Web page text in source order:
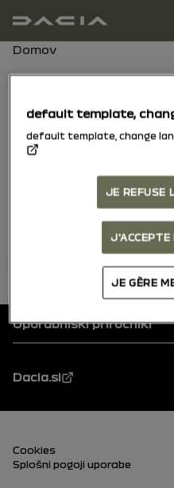
uporabniški priročnik
Drobtina
Domov
Najdi vse
Priljubljenih ni bilo
nazaj
Uporabniški priročniki
Dacia.si
Noga (spodnja)
Cookies
Splošni pogoji uporabe
default template,
default template, change
JE REFUSE
J'ACCEPTE
JE GÈRE